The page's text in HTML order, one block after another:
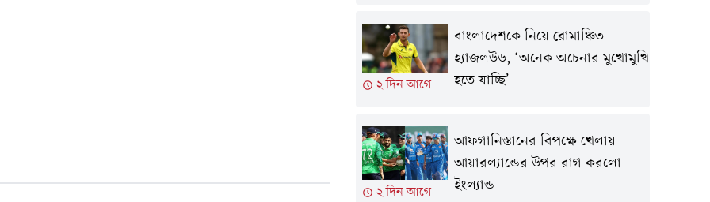
২ দিন আগে
বাংলাদেশকে নিয়ে রোমাঞ্চিত
হ্যাজলউড, ‘অনেক অচেনার মুখোমুখি
হতে যাচ্ছি’
২ দিন আগে
আফগানিস্তানের বিপক্ষে খেলায়
আয়ারল্যান্ডের উপর রাগ করলো
ইংল্যান্ড